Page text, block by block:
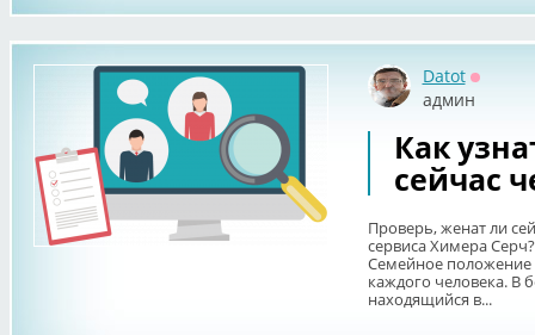
Datot
админ
Как
сейчас
Проверь, женат ли
сервиса Химера Серч?
Семейное положение
каждого человека. В
находящийся в...